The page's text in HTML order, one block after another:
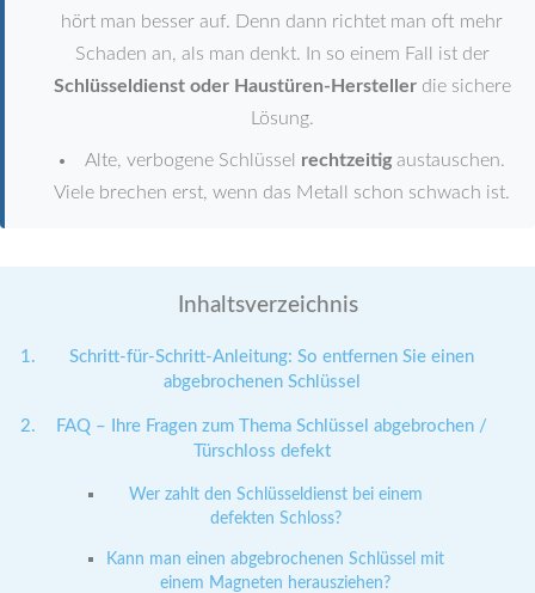
hört man besser auf. Denn dann richtet man oft mehr
Schaden an, als man denkt. In so einem Fall ist der
Schlüsseldienst oder Haustüren-Herstellerdie sichere
Lösung.
Alte, verbogene Schlüssel rechtzeitigaustauschen.
Viele brechen erst, wenn das Metall schon schwach ist.
Inhaltsverzeichnis
Schritt-für-Schritt-Anleitung: So entfernen Sie einen
abgebrochenen Schlüssel
FAQ – Ihre Fragen zum Thema Schlüssel abgebrochen /
Türschloss defekt
Wer zahlt den Schlüsseldienst bei einem
defekten Schloss?
Kann man einen abgebrochenen Schlüssel mit
einem Magneten herausziehen?